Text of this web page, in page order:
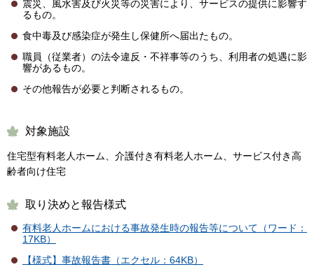
震災、風水害及び火災等の災害により、サービスの提供に影響す
るもの。
食中毒及び感染症が発生し保健所へ届出たもの。
職員（従業者）の法令違反・不祥事等のうち、利用者の処遇に影
響があるもの。
その他報告が必要と判断されるもの。
対象施設
住宅型有料老人ホーム、介護付き有料老人ホーム、サービス付き高
齢者向け住宅
取り決めと報告様式
有料老人ホームにおける事故発生時の報告等について（ワード：
17KB）
【様式】事故報告書（エクセル：64KB）